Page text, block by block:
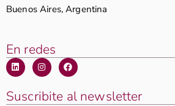
Buenos Aires, Argentina
En redes
Suscribite al newsletter